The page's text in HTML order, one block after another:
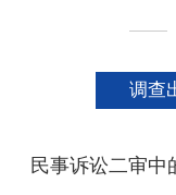
调查